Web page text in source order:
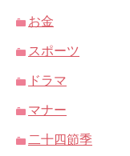
お金
スポーツ
ドラマ
マナー
二十四節季